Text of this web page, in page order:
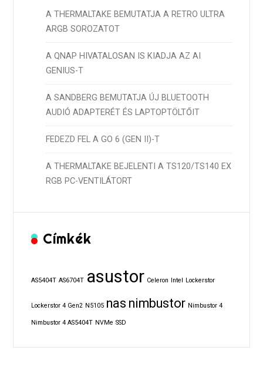
A THERMALTAKE BEMUTATJA A RETRO ULTRA
ARGB SOROZATOT
A QNAP HIVATALOSAN IS KIADJA AZ AI
GENIUS-T
A SANDBERG BEMUTATJA ÚJ BLUETOOTH
AUDIÓ ADAPTERÉT ÉS LAPTOPTÖLTŐIT
FEDEZD FEL A GO 6 (GEN II)-T
A THERMALTAKE BEJELENTI A TS120/TS140 EX
RGB PC-VENTILÁTORT
Címkék
AS5404T AS6704T asustor Celeron Intel Lockerstor
Lockerstor 4 Gen2 N5105 nas nimbustor Nimbustor 4
Nimbustor 4 AS5404T NVMe SSD